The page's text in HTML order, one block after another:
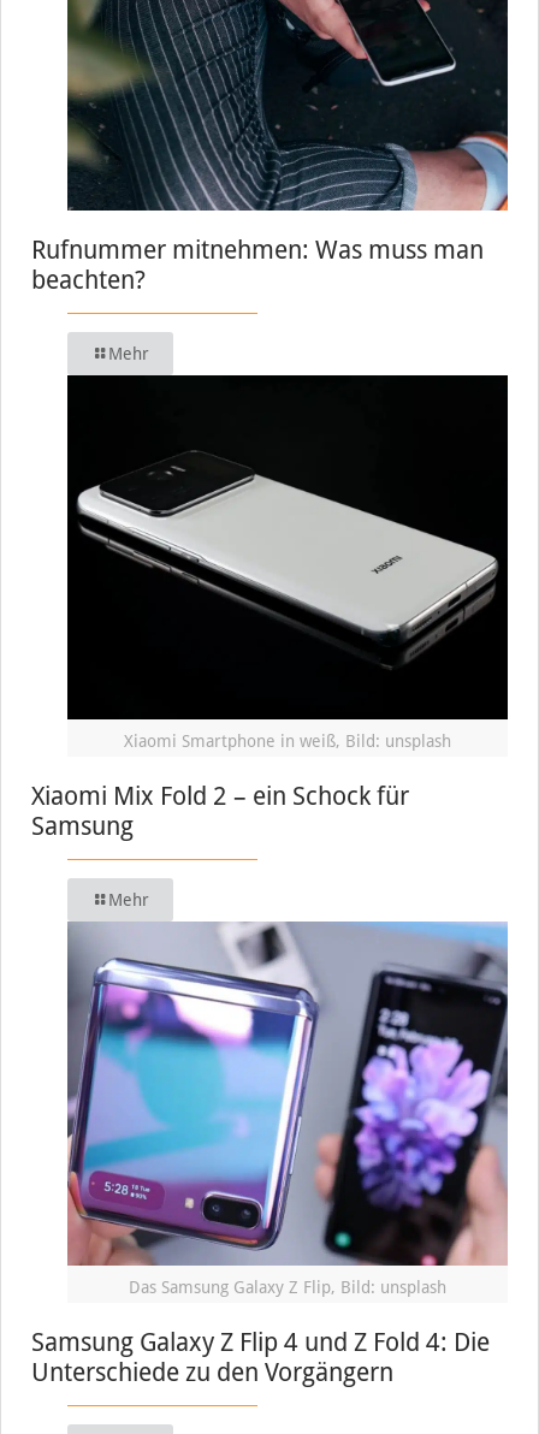
Rufnummer mitnehmen: Was muss man
beachten?
Mehr
Xiaomi Smartphone in weiß, Bild: unsplash
Xiaomi Mix Fold 2 – ein Schock für
Samsung
Mehr
Das Samsung Galaxy Z Flip, Bild: unsplash
Samsung Galaxy Z Flip 4 und Z Fold 4: Die
Unterschiede zu den Vorgängern